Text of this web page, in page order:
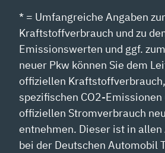
* = Umfangreiche Angaben
Kraftstoffverbrauch und zu
Emissionswerten und ggf.
neuer Pkw können Sie dem
offiziellen
spezifischen CO2-Emissionen
offiziellen Stromverbrauch
entnehmen. Dieser ist in
bei der Deutschen Automobil